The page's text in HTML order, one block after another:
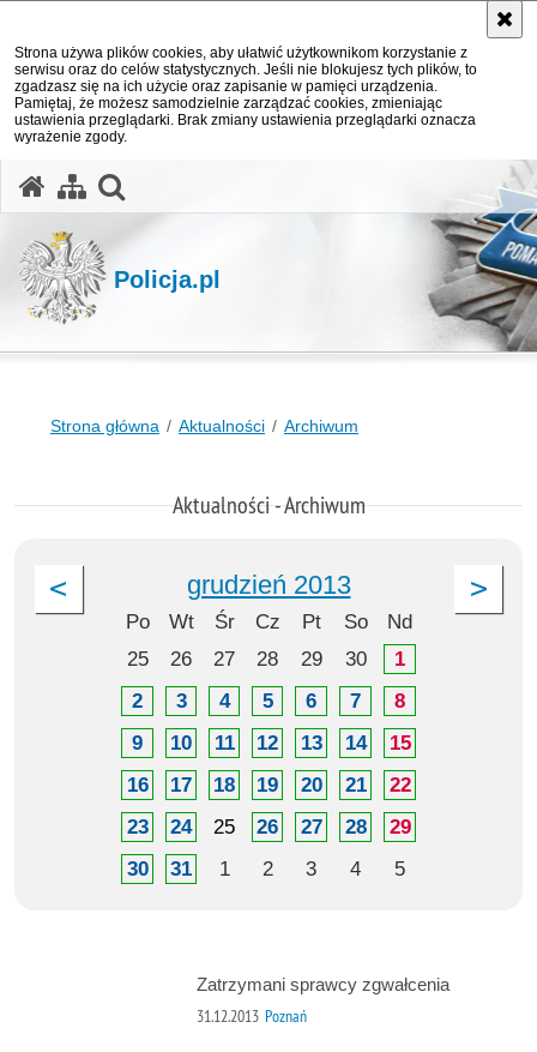
Strona używa plików cookies, aby ułatwić użytkownikom korzystanie z
serwisu oraz do celów statystycznych. Jeśli nie blokujesz tych plików, to
zgadzasz się na ich użycie oraz zapisanie w pamięci urządzenia.
Pamiętaj, że możesz samodzielnie zarządzać cookies, zmieniając
ustawienia przeglądarki. Brak zmiany ustawienia przeglądarki oznacza
wyrażenie zgody.
Policja.pl
Strona główna Aktualności Archiwum
Aktualności - Archiwum
grudzień 2013
Po Wt Śr Cz Pt So
Nd
25
26 27 28 29 30
1
2
3 4 5 6 7
8
9
10 11 12 13 14
15
16
17 18 19 20 21
22
23
24 25 26 27 28
29
30
31 1 2 3 4 5
Zatrzymani sprawcy zgwałcenia
31.12.2013 Poznań